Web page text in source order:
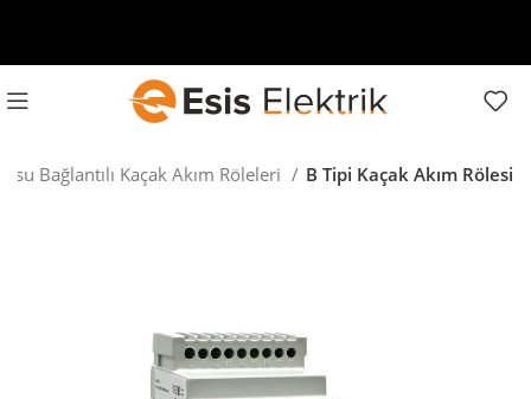
Bağlantılı Kaçak Akım Röleleri B Tipi Kaçak Akım Rölesi